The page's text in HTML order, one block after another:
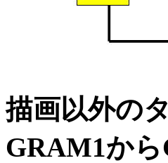
描画以外の
GRAM1か